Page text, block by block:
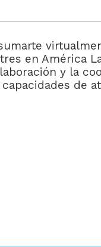
en América
y la
de